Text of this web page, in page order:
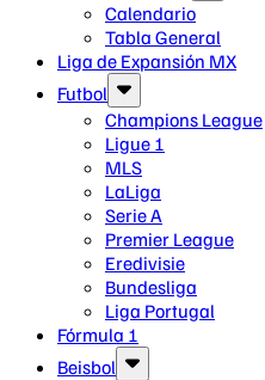
Calendario
Tabla General
Liga de Expansión MX
Futbol
Champions League
Ligue 1
MLS
LaLiga
Serie A
Premier League
Eredivisie
Bundesliga
Liga Portugal
Fórmula 1
Beisbol